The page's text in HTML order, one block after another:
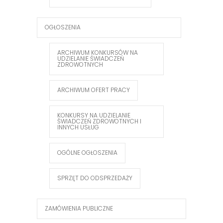
OGŁOSZENIA
ARCHIWUM KONKURSÓW NA
UDZIELANIE ŚWIADCZEŃ
ZDROWOTNYCH
ARCHIWUM OFERT PRACY
KONKURSY NA UDZIELANIE
ŚWIADCZEŃ ZDROWOTNYCH I
INNYCH USŁUG
OGÓLNE OGŁOSZENIA
SPRZĘT DO ODSPRZEDAŻY
ZAMÓWIENIA PUBLICZNE